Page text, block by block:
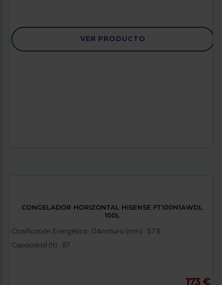
VER PRODUCTO
CONGELADOR HORIZONTAL HISENSE FT100N1AWDL
100L
Clasificación Energética : DAnchura (mm) : 57.8
Capacidad (lt) : 97
173 €